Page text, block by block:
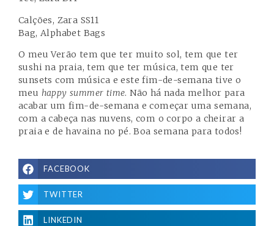
Calções, Zara SS11
Bag, Alphabet Bags
O meu Verão tem que ter muito sol, tem que ter
sushi na praia, tem que ter música, tem que ter
sunsets com música e este fim-de-semana tive o
meu happy summer time. Não há nada melhor para
acabar um fim-de-semana e começar uma semana,
com a cabeça nas nuvens, com o corpo a cheirar a
praia e de havaina no pé. Boa semana para todos!
FACEBOOK
TWITTER
LINKEDIN